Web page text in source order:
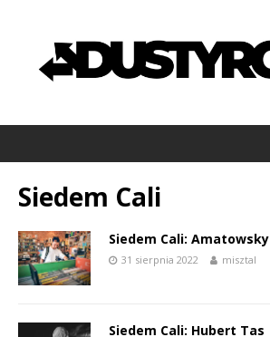
Siedem Cali
Siedem Cali: Amatowsky
31 sierpnia 2022 misztal
Siedem Cali: Hubert Tas